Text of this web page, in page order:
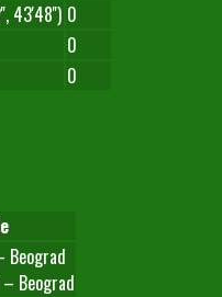
43'48'') 0
0
0
Beograd
Beograd